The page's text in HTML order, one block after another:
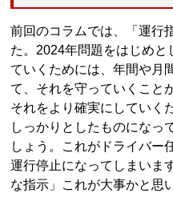
前回のコラムでは、「運行
た。2024年問題をはじめと
ていくためには、年間や月
て、それを守っていくこと
それをより確実にしていく
しっかりとしたものになっ
しょう。これがドライバー
運行停止になってしまいま
な指示」これが大事かと思